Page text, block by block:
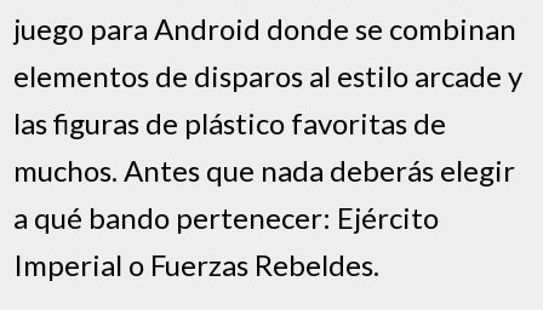
juego para Android donde se combinan
elementos de disparos al estilo arcade y
las figuras de plástico favoritas de
muchos. Antes que nada deberás elegir
a qué bando pertenecer: Ejército
Imperial o Fuerzas Rebeldes.